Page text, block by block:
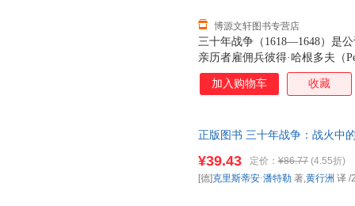
三十年战争（1618—1648）是
亲历者雇佣兵彼得·哈根多夫（
（Maurus Friesenegger）的日
的欧洲，以及战争阴云下普通
博源文轩图书专营店
加入购物车 收藏
正版图书 三十年战争：战火中
商品图片仅供参考，以实物为
¥39.43 定价： ¥86.77 (4.55折)
[德]克里斯蒂安·潘特勒 著,黄行洲 译 /